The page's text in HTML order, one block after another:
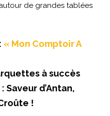
de grandes tablées
: « Mon Comptoir A
à succès
Saveur d’Antan,
!